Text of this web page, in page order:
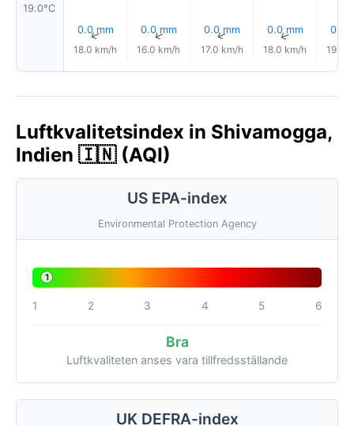
19.0°C
0.0 mm
↑
18.0 km/h
0.0 mm
↑
16.0 km/h
0.0 mm
↑
17.0 km/h
0.0 mm
↑
18.0 km/h
0.0
19.0
Luftkvalitetsindex in Shivamogga,
Indien 🇮🇳 (AQI)
US EPA-index
Environmental Protection Agency
1
1 2 3 4 5 6
Bra
Luftkvaliteten anses vara tillfredsställande
UK DEFRA-index